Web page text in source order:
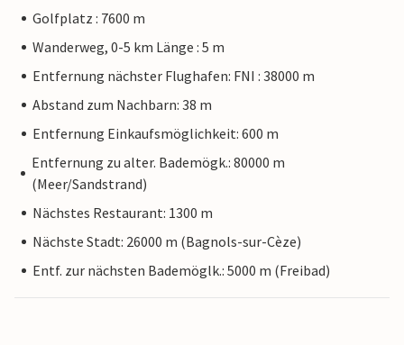
Golfplatz : 7600 m
Wanderweg, 0-5 km Länge : 5 m
Entfernung nächster Flughafen: FNI : 38000 m
Abstand zum Nachbarn: 38 m
Entfernung Einkaufsmöglichkeit: 600 m
Entfernung zu alter. Bademögk.: 80000 m
(Meer/Sandstrand)
Nächstes Restaurant: 1300 m
Nächste Stadt: 26000 m (Bagnols-sur-Cèze)
Entf. zur nächsten Bademöglk.: 5000 m (Freibad)